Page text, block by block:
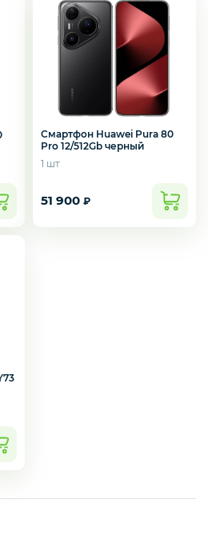
техника
Смартфон Huawei Pura 80
Pro 12/512Gb черный
1 шт
51 900 ₽